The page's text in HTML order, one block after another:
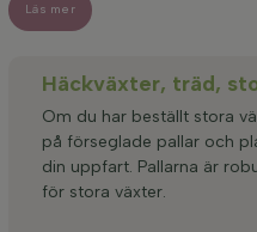
Läs mer
Häckväxter, träd,
Om du har beställt stora
på förseglade pallar och
din uppfart. Pallarna är
för stora växter.